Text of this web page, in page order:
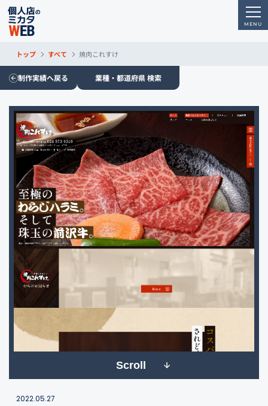
トップ すべて 焼肉これすけ
制作実績へ戻る 業種・都道府県 検索
Scroll
2022.05.27